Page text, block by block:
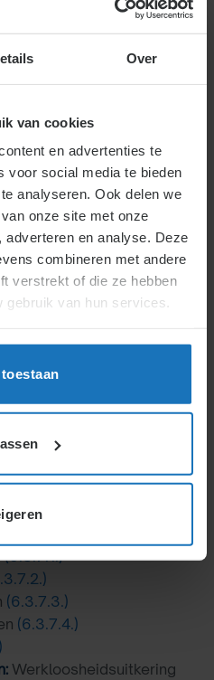
Over
van cookies
en advertenties te
voor social media te bieden
analyseren. Ook delen we
onze site met onze
en analyse. Deze
combineren met andere
verstrekt of die ze hebben
van hun services.
C
overlijden,
(6.3.7.1.)
(6.3.7.3.)
(6.3.7.4.)
Werkloosheidsuitkering